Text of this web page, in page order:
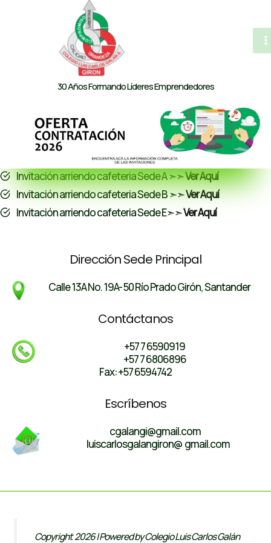
30 Años Formando Líderes Emprendedores
Invitación arriendo cafeteria Sede A ➣➣Ver Aquí
Invitación arriendo cafeteria Sede B ➣➣Ver Aquí
Invitación arriendo cafeteria Sede E➣➣Ver Aquí
Dirección Sede Principal
Calle 13A No. 19A- 50 Río Prado Girón, Santander
Contáctanos
+57 7 6590919
+57 7 6806896
Fax: +57 6594742
Escríbenos
cgalangi@gmail.com
luiscarlosgalangiron@ gmail.com
Copyright 2026 | Powered by Colegio Luis Carlos Galán